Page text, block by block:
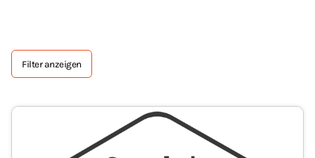
Filter anzeigen